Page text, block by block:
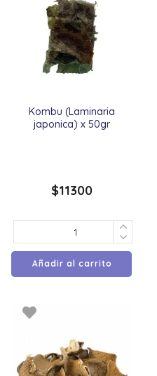
Kombu (Laminaria
japonica) x 50gr
$11300
Añadir al carrito